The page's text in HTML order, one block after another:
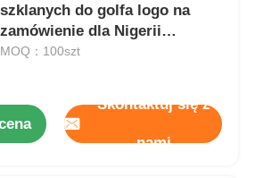
szklanych do golfa logo na
zamówienie dla Nigerii
prezenty biznesowe
MOQ：100szt
Skontaktuj się z
nami